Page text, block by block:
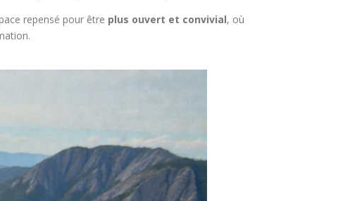
repensé pour être plus ouvert et convivial, où